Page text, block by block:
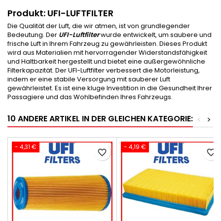
Produkt: UFI-LUFTFILTER
Die Qualität der Luft, die wir atmen, ist von grundlegender
Bedeutung. Der UFI-Luftfilterwurde entwickelt, um saubere und
frische Luft in Ihrem Fahrzeug zu gewährleisten. Dieses Produkt
wird aus Materialien mit hervorragender Widerstandsfähigkeit
und Haltbarkeit hergestellt und bietet eine außergewöhnliche
Filterkapazität. Der UFI-Luftfilter verbessert die Motorleistung,
indem er eine stabile Versorgung mit sauberer Luft
gewährleistet. Es ist eine kluge Investition in die Gesundheit Ihrer
Passagiere und das Wohlbefinden Ihres Fahrzeugs.
10 ANDERE ARTIKEL IN DER GLEICHEN KATEGORIE: >
<
- 4,31 €
favorite_border
- 4,19 €
favorite_border